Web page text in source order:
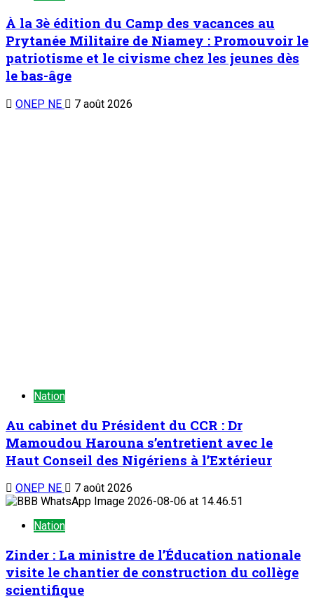
À la 3è édition du Camp des vacances au
Prytanée Militaire de Niamey : Promouvoir le
patriotisme et le civisme chez les jeunes dès
le bas-âge
ONEP NE 7 août 2026
Nation
Au cabinet du Président du CCR : Dr
Mamoudou Harouna s’entretient avec le
Haut Conseil des Nigériens à l’Extérieur
ONEP NE 7 août 2026
Nation
Zinder : La ministre de l’Éducation nationale
visite le chantier de construction du collège
scientifique